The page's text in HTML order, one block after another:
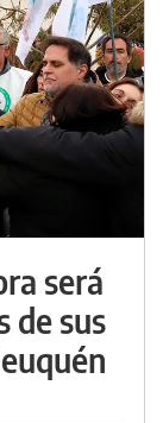
será
de sus